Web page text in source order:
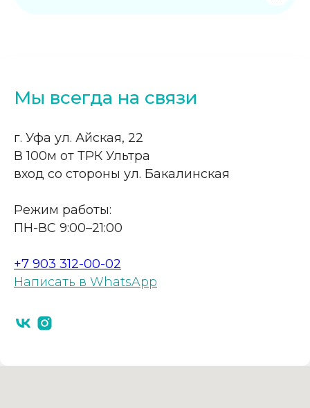
Мы всегда на связи
г. Уфа ул. Айская, 22
В 100м от ТРК Ультра
вход со стороны ул. Бакалинская
Режим работы:
ПН-ВС 9:00–21:00
+7 903 312-00-02
Написать в WhatsApp